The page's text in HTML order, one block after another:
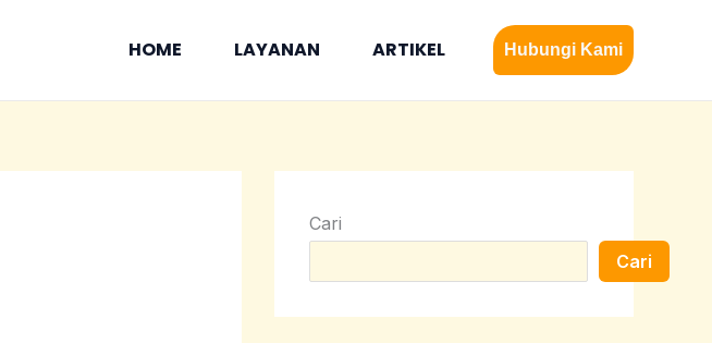
HOME LAYANAN ARTIKEL Hubungi Kami
Cari
Cari